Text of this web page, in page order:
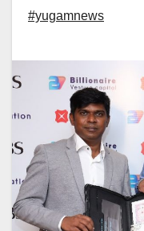
#yugamnews